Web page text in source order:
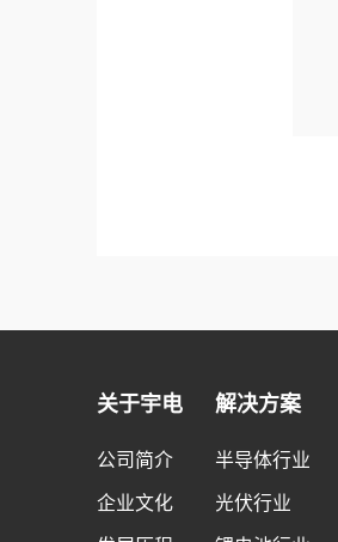
关于宇电
公司简介
企业文化
解决方案
半导体行业
光伏行业